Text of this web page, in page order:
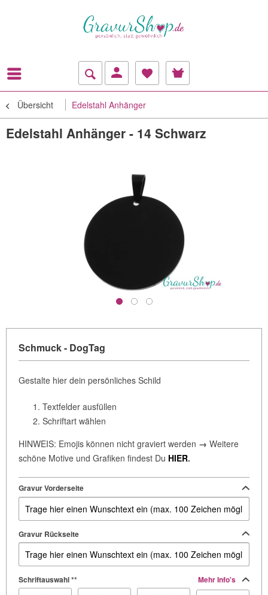
Übersicht Edelstahl Anhänger
Edelstahl Anhänger - 14 Schwarz
Schmuck - DogTag
Gestalte hier dein persönliches Schild
Textfelder ausfüllen
Schriftart wählen
HINWEIS: Emojis können nicht graviert werden → Weitere
schöne Motive und Grafiken findest Du HIER.
Gravur Vorderseite
Gravur Rückseite
Schriftauswahl ** Mehr Info's